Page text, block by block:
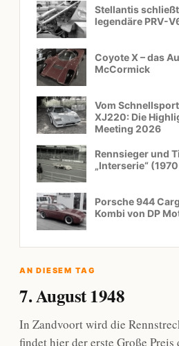
Stellantis
legendäre PRV-
Coyote X – das
McCormick
Vom
XJ220: Die
Meeting 2026
Rennsieger und
„Interserie“
Porsche 944
Kombi von DP
AN DIESEM TAG
7. August 1948
In Zandvoort wird die
findet hier der erste Große